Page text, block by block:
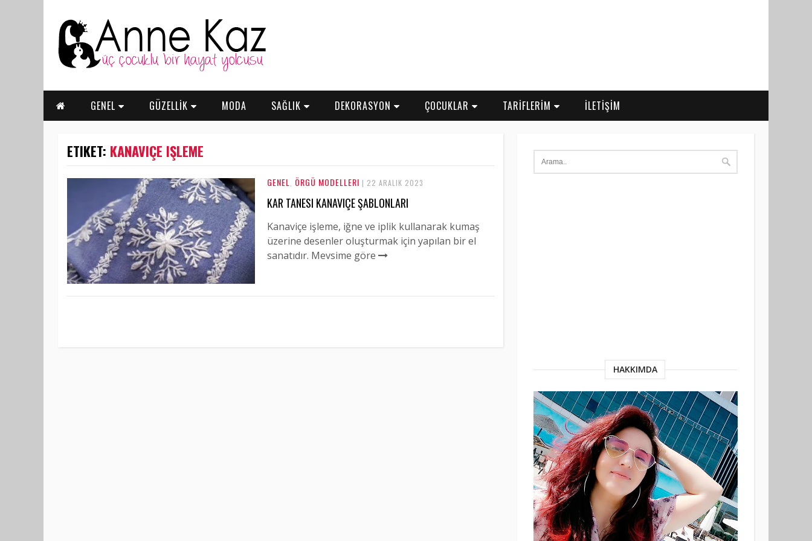
GENEL GÜZELLİK MODA SAĞLIK DEKORASYON ÇOCUKLAR TARİFLERİM İLETİŞİM
ETIKET: KANAVIÇE IŞLEME
GENEL ÖRGÜ MODELLERI | 22 ARALIK 2023
KAR TANESI KANAVIÇE ŞABLONLARI
Kanaviçe işleme, iğne ve iplik kullanarak kumaş
üzerine desenler oluşturmak için yapılan bir el
sanatıdır. Mevsime göre
HAKKIMDA